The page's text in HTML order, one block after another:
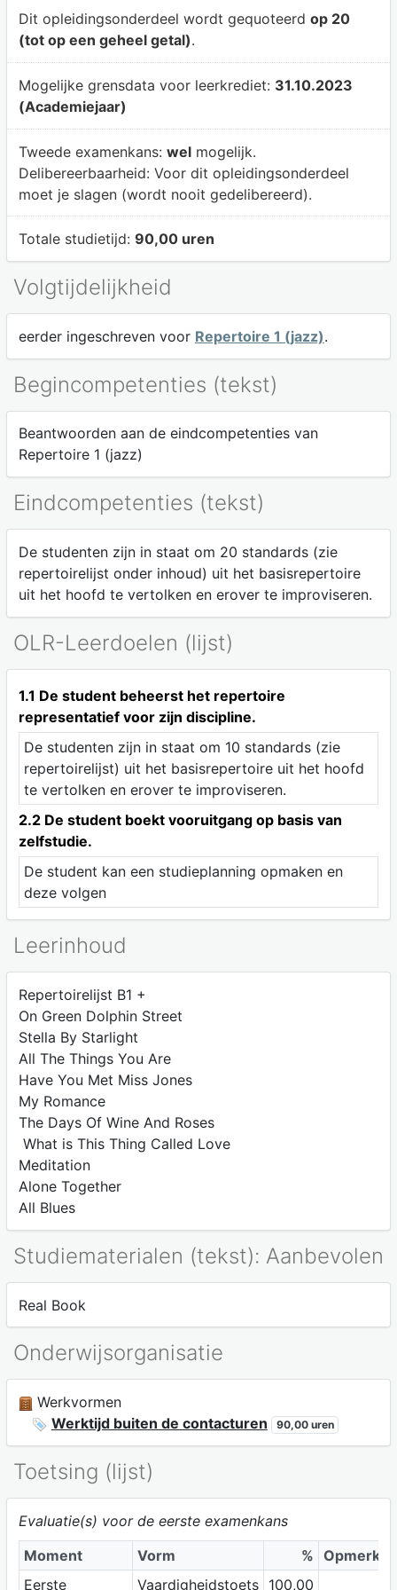
Dit opleidingsonderdeel wordt gequoteerd op 20
(tot op een geheel getal).
Mogelijke grensdata voor leerkrediet: 31.10.2023
(Academiejaar)
Tweede examenkans: welmogelijk.
Delibereerbaarheid: Voor dit opleidingsonderdeel
moet je slagen (wordt nooit gedelibereerd).
Totale studietijd: 90,00 uren
Volgtijdelijkheid
eerder ingeschreven voor Repertoire 1 (jazz).
Begincompetenties (tekst)
Beantwoorden aan de eindcompetenties van
Repertoire 1 (jazz)
Eindcompetenties (tekst)
De studenten zijn in staat om 20 standards (zie
repertoirelijst onder inhoud) uit het basisrepertoire
uit het hoofd te vertolken en erover te improviseren.
OLR-Leerdoelen (lijst)
1.1 De student beheerst het repertoire
representatief voor zijn discipline.
De studenten zijn in staat om 10 standards (zie
repertoirelijst) uit het basisrepertoire uit het hoofd
te vertolken en erover te improviseren.
2.2 De student boekt vooruitgang op basis van
zelfstudie.
De student kan een studieplanning opmaken en
deze volgen
Leerinhoud
Repertoirelijst B1 +
On Green Dolphin Street
Stella By Starlight
All The Things You Are
Have You Met Miss Jones
My Romance
The Days Of Wine And Roses
What is This Thing Called Love
Meditation
Alone Together
All Blues
Studiematerialen (tekst): Aanbevolen
Real Book
Onderwijsorganisatie
Werkvormen
Werktijd buiten de contacturen
90,00 uren
Toetsing (lijst)
Evaluatie(s) voor de eerste examenkans
Moment
Vorm %
Eerste
Vaardigheidstoets 100,00